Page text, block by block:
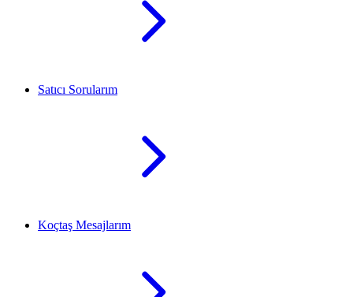
Satıcı Sorularım
Koçtaş Mesajlarım